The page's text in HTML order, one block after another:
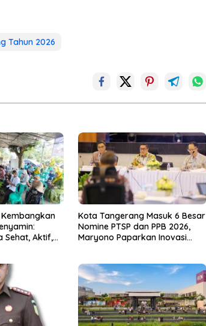
Tahun 2026
Sehat, Aktif,
Kota Tangerang Masuk 6 Besar
Nomine PTSP dan PPB 2026,
Maryono Paparkan Inovasi